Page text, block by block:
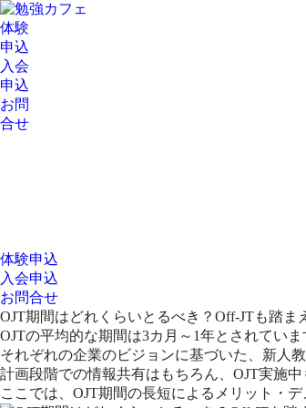
体験
申込
入会
申込
お問
合せ
体験申込
入会申込
お問合せ
OJT期間はどれくらいとるべき？Off-JTも踏ま
OJTの平均的な期間は3カ月～1年とされてい
それぞれの企業のビジョンに基づいた、新人
計画段階での情報共有はもちろん、OJT実施
ここでは、OJT期間の長短によるメリット・